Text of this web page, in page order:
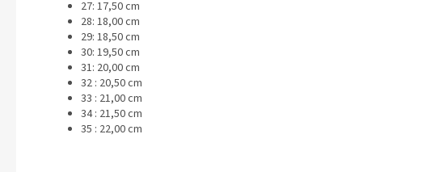
27: 17,50 cm
28: 18,00 cm
29: 18,50 cm
30: 19,50 cm
31: 20,00 cm
32 : 20,50 cm
33 : 21,00 cm
34 : 21,50 cm
35 : 22,00 cm